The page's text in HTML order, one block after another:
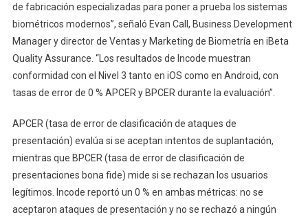
de fabricación especializadas para poner a prueba los sistemas
biométricos modernos”, señaló Evan Call, Business Development
Manager y director de Ventas y Marketing de Biometría en iBeta
Quality Assurance. “Los resultados de Incode muestran
conformidad con el Nivel 3 tanto en iOS como en Android, con
tasas de error de 0 % APCER y BPCER durante la evaluación”.
APCER (tasa de error de clasificación de ataques de
presentación) evalúa si se aceptan intentos de suplantación,
mientras que BPCER (tasa de error de clasificación de
presentaciones bona fide) mide si se rechazan los usuarios
legítimos. Incode reportó un 0 % en ambas métricas: no se
aceptaron ataques de presentación y no se rechazó a ningún